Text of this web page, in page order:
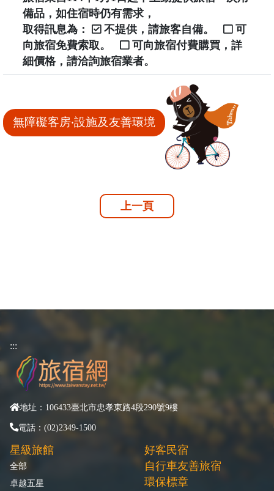
備品，如住宿時仍有需求，
取得訊息為：
不提供，請旅客自備。
可
向旅宿免費索取。
可向旅宿付費購買，詳
細價格，請洽詢旅宿業者。
無障礙客房‧設施及友善環境
上一頁
:::
地址：106433臺北市忠孝東路4段290號9樓
電話：(02)2349-1500
星級旅館
全部
卓越五星
好客民宿
自行車友善旅宿
環保標章